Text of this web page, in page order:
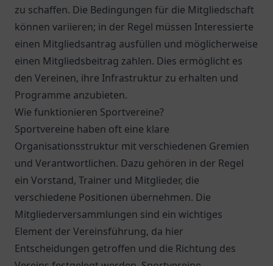
zu schaffen. Die Bedingungen für die Mitgliedschaft
können variieren; in der Regel müssen Interessierte
einen Mitgliedsantrag ausfüllen und möglicherweise
einen Mitgliedsbeitrag zahlen. Dies ermöglicht es
den Vereinen, ihre Infrastruktur zu erhalten und
Programme anzubieten.
Wie funktionieren Sportvereine?
Sportvereine haben oft eine klare
Organisationsstruktur mit verschiedenen Gremien
und Verantwortlichen. Dazu gehören in der Regel
ein Vorstand, Trainer und Mitglieder, die
verschiedene Positionen übernehmen. Die
Mitgliederversammlungen sind ein wichtiges
Element der Vereinsführung, da hier
Entscheidungen getroffen und die Richtung des